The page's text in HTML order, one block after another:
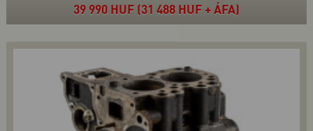
39 990 HUF (31 488 HUF + ÁFA)